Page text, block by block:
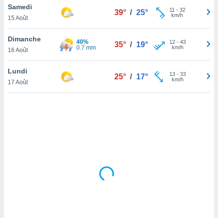
en
de
Samedi
15 Août
39° / 25° 11 - 32
km/h
Dimanche
16 Août
40%
0.7 mm
35° / 19° 12- 43
km/h
Lundi
17 Août
25° / 17° 13- 33
km/h